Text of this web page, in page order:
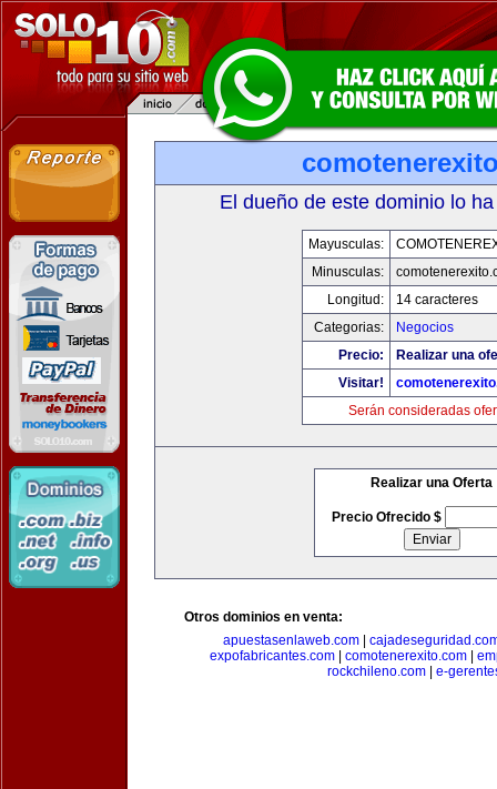
El dueño de este dominio lo
Mayusculas:
Minusculas:
Longitud:
14 caracteres
Categorias:
Negocios
Precio:
Realizar una
Visitar!
Serán consideradas
Realizar una Oferta
Precio Ofrecido $
Otros dominios en venta:
apuestasenlaweb.com
expofabricantes.com| comotenerexito.com|
rockchileno.com| e-